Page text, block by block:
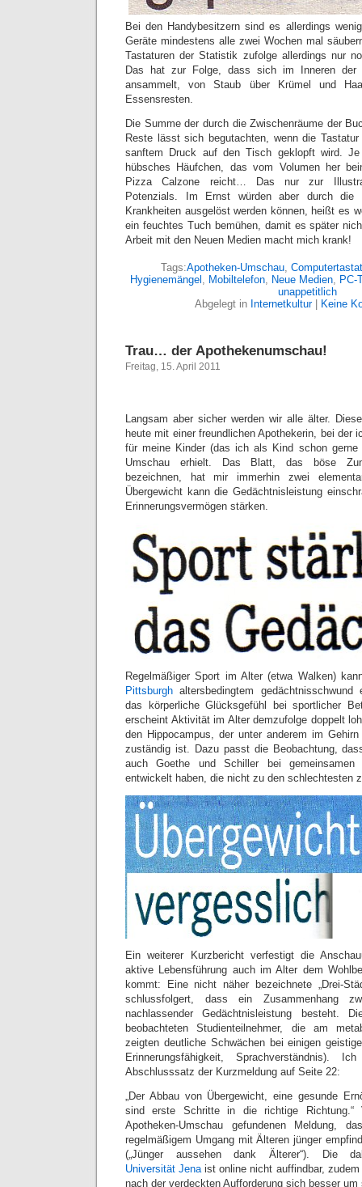
Bei den Handybesitzern sind es allerdings
Geräte mindestens alle zwei Wochen mal
Tastaturen der Statistik zufolge allerdings nur
Das hat zur Folge, dass sich im Inneren der
ansammelt, von Staub über Krümel und
Essensresten.
Die Summe der durch die Zwischenräume der
Reste lässt sich begutachten, wenn die
sanftem Druck auf den Tisch geklopft wird.
hübsches Häufchen, das vom Volumen her
Pizza Calzone reicht… Das nur zur
Potenzials. Im Ernst würden aber durch die
Krankheiten ausgelöst werden können, heißt es
ein feuchtes Tuch bemühen, damit es später
Arbeit mit den Neuen Medien macht mich krank!
Tags:Apotheken-Umschau,
Hygienemängel , Mobiltelefon, Neue Medien, PC-
unappetitlich
Abgelegt in Internetkultur| Keine
Trau… der Apothekenumschau!
Freitag, 15. April 2011
Langsam aber sicher werden wir alle älter.
heute mit einer freundlichen Apothekerin, bei der
für meine Kinder (das ich als Kind schon gerne
Umschau erhielt. Das Blatt, das böse
bezeichnen, hat mir immerhin zwei
Übergewicht kann die Gedächtnisleistung
Erinnerungsvermögen stärken.
Regelmäßiger Sport im Alter (etwa Walken)
Pittsburgh altersbedingtem gedächtnisschwund
das körperliche Glücksgefühl bei sportlicher
erscheint Aktivität im Alter demzufolge doppelt
den Hippocampus, der unter anderem im
zuständig ist. Dazu passt die Beobachtung,
auch Goethe und Schiller bei gemeinsamen
entwickelt haben, die nicht zu den schlechtesten
Ein weiterer Kurzbericht verfestigt die
aktive Lebensführung auch im Alter dem
kommt: Eine nicht näher bezeichnete „Drei-
schlussfolgert, dass ein Zusammenhang
nachlassender Gedächtnisleistung besteht.
beobachteten Studienteilnehmer, die am
zeigten deutliche Schwächen bei einigen
Erinnerungsfähigkeit, Sprachverständnis).
Abschlusssatz der Kurzmeldung auf Seite 22:
„Der Abbau von Übergewicht, eine gesunde
sind erste Schritte in die richtige
Apotheken-Umschau gefundenen Meldung,
regelmäßigem Umgang mit Älteren jünger
(„Jünger aussehen dank Älterer“). Die
Universität Jenaist online nicht auffindbar,
nach der verdeckten Aufforderung sich besser